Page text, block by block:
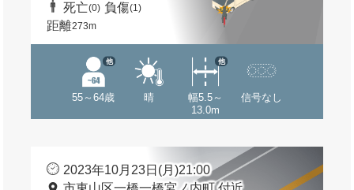
死亡(0) 負傷(1)
距離273m
55～64歳
他
晴
幅5.5～
13.0m
他
信号なし
2023年10月23日(月)21:00